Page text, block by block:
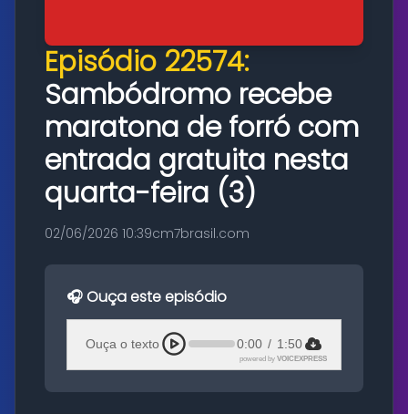
Episódio 22574:
Sambódromo recebe
maratona de forró com
entrada gratuita nesta
quarta-feira (3)
02/06/2026 10:39cm7brasil.com
🎧 Ouça este episódio
Ouça o texto 0:00 / 1:50
powered by VOICEXPRESS